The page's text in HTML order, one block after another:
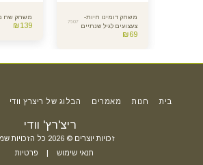
משחק דומינו חיות-
צעצועים לגיל שנתיים
7607
₪69
משחק שח
₪139
ריצ'רץ' וודי
זכויות יוצרים © 2026 כל הזכויות שמורות
תנאי שימוש
פרטיות
בית חנות מאמרים הבלוג של ריצרץ וודי